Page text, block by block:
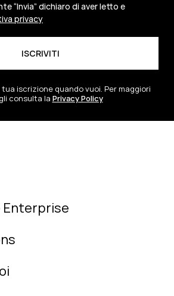
“Invia” dichiaro di aver letto e
privacy
iscrizione quando vuoi. Per maggiori
consulta la Privacy Policy
Enterprise